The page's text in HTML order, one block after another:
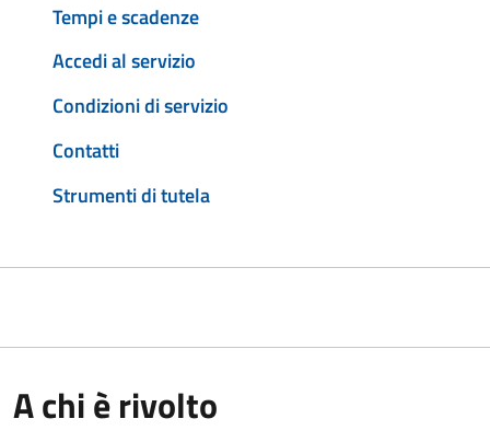
Tempi e scadenze
Accedi al servizio
Condizioni di servizio
Contatti
Strumenti di tutela
A chi è rivolto